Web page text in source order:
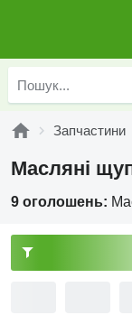
Запчастини
Масляні
9 оголошень: